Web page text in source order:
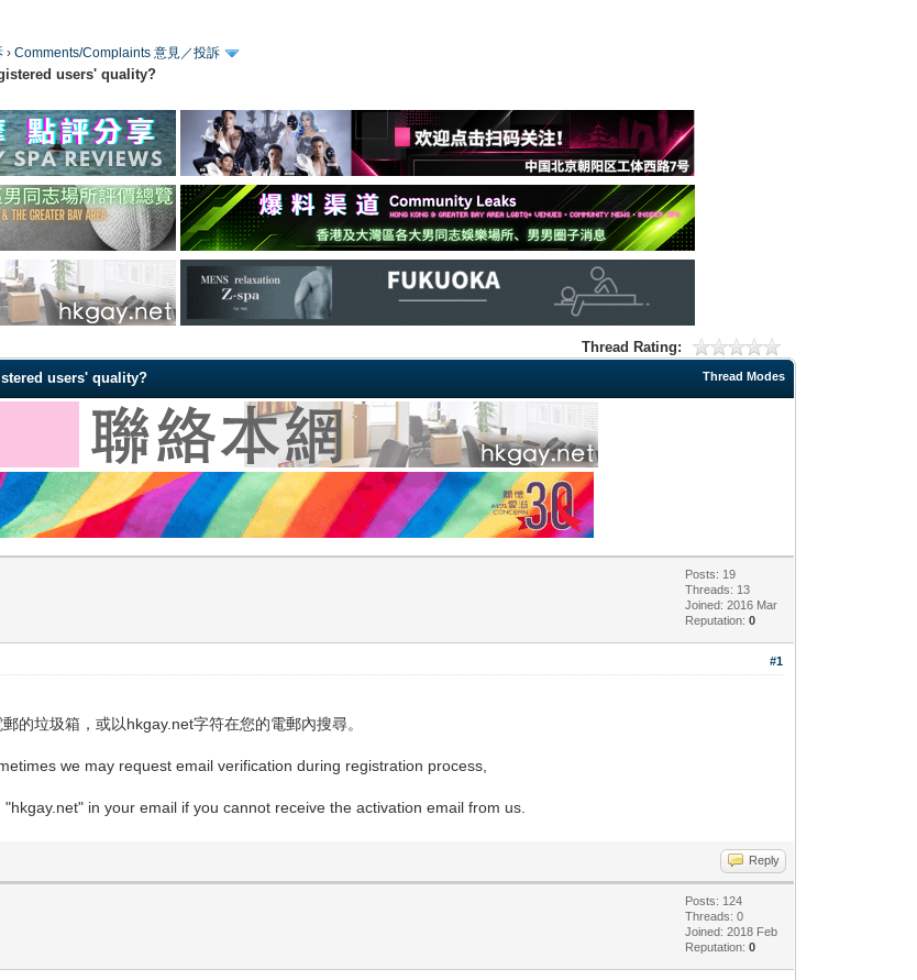
›Comments/Complaints 意見／投訴
users' quality?
Thread Rating:
Thread Modes
users' quality?
Posts: 19
Threads: 13
Joined: 2016 Mar
Reputation:0
#1
的垃圾箱，或以hkgay.net字符在您的電郵內搜尋。
we may request email verification during registration process,
in your email if you cannot receive the activation email from us.
Reply
Posts: 124
Threads: 0
Joined: 2018 Feb
Reputation:0